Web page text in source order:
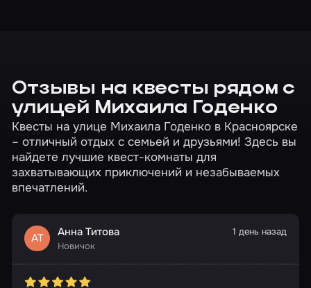
Отзывы на квесты рядом с
улицей Михаила Годенко
Квесты на улице Михаила Годенко в Красноярске
– отличный отдых с семьей и друзьями! Здесь вы
найдете лучшие квест-комнаты для
захватывающих приключений и незабываемых
впечатлений.
АТ Анна Титова
Новичок
1 день назад